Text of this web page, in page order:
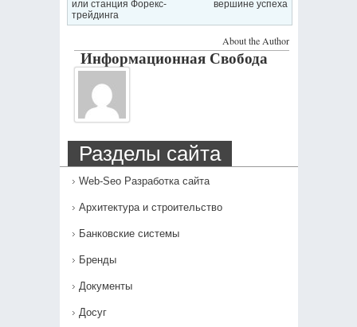
или станция Форекс-
трейдинга
вершине успеха
About the Author
Информационная Свобода
Разделы сайта
Web-Seo Разработка сайта
Архитектура и строительство
Банковские системы
Бренды
Документы
Досуг